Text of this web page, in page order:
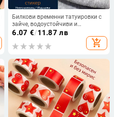
Билкови временни татуировки с
зайче, водоустойчиви и
дълготрайни, за жените, зона на
шията, реалистични и сладки.
6.07 €/11.87 лв
add_shopping_cart